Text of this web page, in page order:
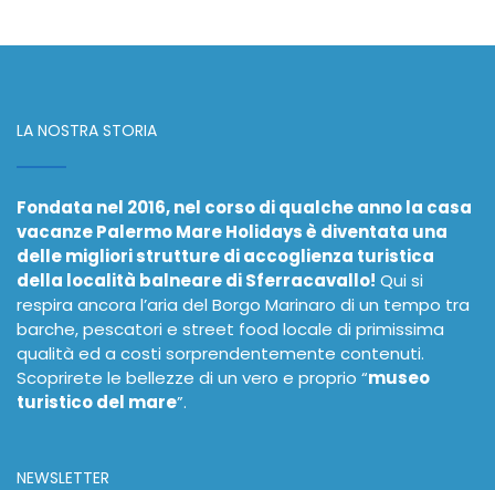
LA NOSTRA STORIA
Fondata nel 2016, nel corso di qualche anno la casa
vacanze Palermo Mare Holidays è diventata una
delle migliori strutture di accoglienza turistica
della località balneare di Sferracavallo! Qui si
respira ancora l’aria del Borgo Marinaro di un tempo tra
barche, pescatori e street food locale di primissima
qualità ed a costi sorprendentemente contenuti.
Scoprirete le bellezze di un vero e proprio “museo
turistico del mare”.
NEWSLETTER